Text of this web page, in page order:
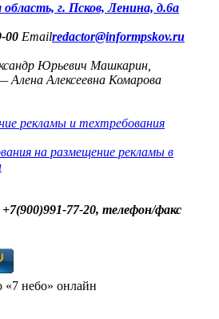
область, г. Псков, Ленина, д.6а
00 Emailredactor@informpskov.ru
Юрьевич Машкарин,
Алексеевна Комарова
рекламы и техтребования
на размещение рекламы в
+7(900)991-77-20, телефон/факс
«7 небо» онлайн